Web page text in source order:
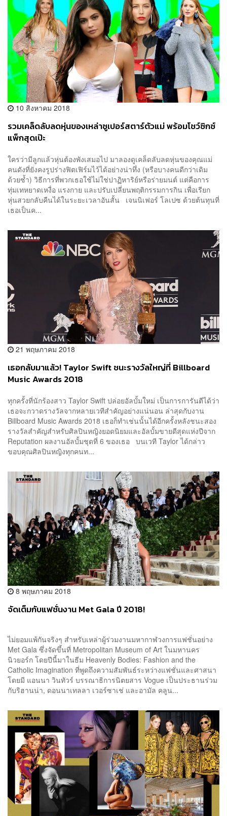
10 สิงหาคม 2018
รวมเคล็ดลับลดหุ่นของเหล่าซูเปอร์สตาร์ตัวแม่ พร้อมโชว์ซิกซ์
แพ็กสุดเป๊ะ
ใครว่ามีลูกแล้วหุ่นต้องพังเสมอไป มาลองดูเคล็ดลับลดหุ่นของคุณแม่
คนดังที่ยังคงรูปร่างฟิตเฟิร์มไว้ได้อย่างน่าทึ่ง (หรือบางคนดีกว่าเดิม
ด้วยซ้ำ) วิธีการที่พวกเธอใช้ไม่ใช่ปาฏิหาริย์หรือร่ายมนต์ แต่คือการ
ทุ่มเทหยาดเหงื่อ แรงกาย และปรับเปลี่ยนพฤติกรรมการกิน เพื่อเรียก
หุ่นสวยกลับคืนได้ในระยะเวลาอันสั้น เจนนิเฟอร์ โลเปซ ด้วยต้นทุนที่
เธอเป็นค...
21 พฤษภาคม 2018
เธอกลับมาแล้ว! Taylor Swift ชนะรางวัลใหญ่ที่ Billboard
Music Awards 2018
ทุกครั้งที่นักร้องสาว Taylor Swift ปล่อยอัลบั้มใหม่ เป็นการการันตีได้ว่า
เธอจะกวาดรางวัลจากหลายเวทีสำคัญอย่างแน่นอน ล่าสุดกับงาน
Billboard Music Awards 2018 เธอก็ทำเช่นนั้นได้อีกครั้งหลังชนะสอง
รางวัลสำคัญสำหรับศิลปินหญิงยอดนิยมและอัลบั้มขายดีสุดแห่งปีจาก
Reputation ผลงานอัลบั้มชุดที่ 6 ของเธอ บนเวที Taylor ได้กล่าว
ขอบคุณศิลปินหญิงทุกคนท...
8 พฤษภาคม 2018
จัดเต็มกับแฟชั่นงาน Met Gala ปี 2018!
ไม่ยอมแพ้กันจริงๆ สำหรับเหล่าผู้ร่วมงานมหากาฬวงการแฟชั่นอย่าง
Met Gala ซึ่งจัดขึ้นที่ Metropolitan Museum of Art ในมหานคร
นิวยอร์ก โดยปีนี้มาในธีม Heavenly Bodies: Fashion and the
Catholic Imagination ที่พูดถึงความสัมพันธ์ระหว่างแฟชั่นและศาสนา
โดยมี แอนนา วินทัวร์ บรรณาธิการนิตยสาร Vogue เป็นประธานร่วม
กับริฮานน่า, ดอนนาเทลลา เวอร์ซาเช่ และอามัล คลูน...